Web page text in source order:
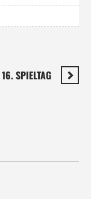
SPIELTAG